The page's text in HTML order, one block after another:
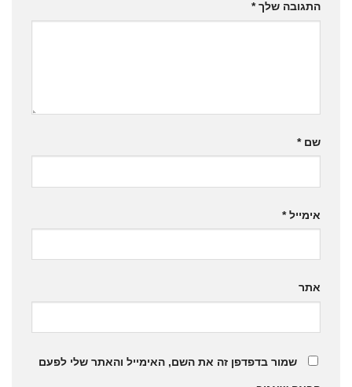
השם, האימייל והאתר שלי לפעם